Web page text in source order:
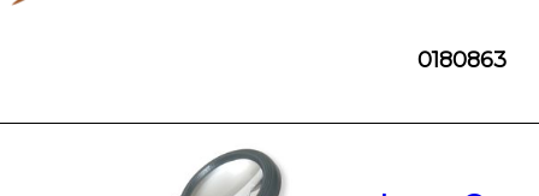
0180863